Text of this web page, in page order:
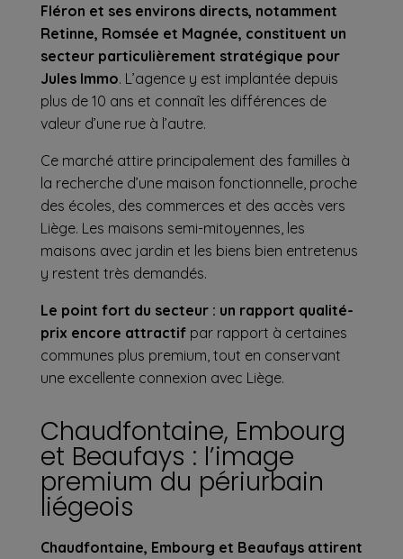
Fléron et ses environs directs, notamment
Retinne, Romsée et Magnée, constituent un
secteur particulièrement stratégique pour
Jules Immo. L’agence y est implantée depuis
plus de 10 ans et connaît les différences de
valeur d’une rue à l’autre.
Ce marché attire principalement des familles à
la recherche d’une maison fonctionnelle, proche
des écoles, des commerces et des accès vers
Liège. Les maisons semi-mitoyennes, les
maisons avec jardin et les biens bien entretenus
y restent très demandés.
Le point fort du secteur : un rapport qualité-
prix encore attractif par rapport à certaines
communes plus premium, tout en conservant
une excellente connexion avec Liège.
Chaudfontaine, Embourg
et Beaufays : l’image
premium du périurbain
liégeois
Chaudfontaine, Embourg et Beaufays attirent